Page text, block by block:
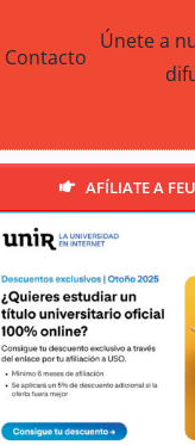
Contacto
Únete a
AFÍLIATE A